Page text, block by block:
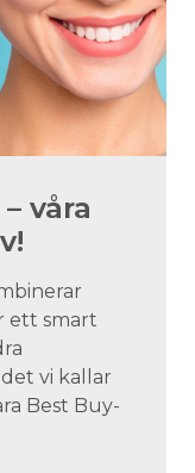
våra
ett smart
vi kallar
Best Buy-